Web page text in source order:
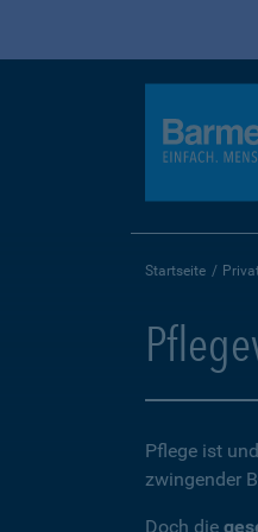
Startseite
Pflege ist
zwingender
Doch die